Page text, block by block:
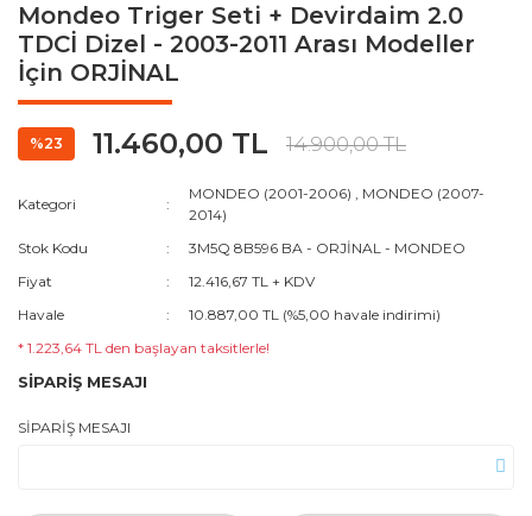
Mondeo Triger Seti + Devirdaim 2.0
TDCİ Dizel - 2003-2011 Arası Modeller
İçin ORJİNAL
%23 11.460,00 TL 14.900,00 TL
Kategori
MONDEO (2001-2006) , MONDEO (2007-
2014)
Stok Kodu
3M5Q 8B596 BA - ORJİNAL - MONDEO
Fiyat
12.416,67 TL + KDV
Havale
10.887,00 TL (%5,00 havale indirimi)
* 1.223,64 TL den başlayan taksitlerle!
SİPARİŞ MESAJI
SİPARİŞ MESAJI